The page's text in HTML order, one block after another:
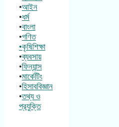
•আইন
•ধর্ম
•বাংলা
•গণিত
•কৃষিশিক্ষা
•ব্যবসায়
•ফিন্যান্স
•মার্কেটিং
•হিসাববিজ্ঞান
•তথ্য ও
প্রযুক্তি